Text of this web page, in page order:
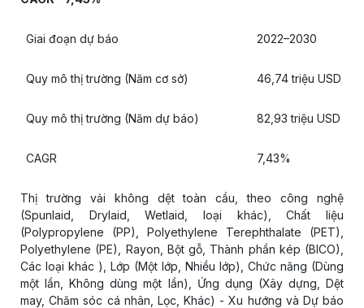
Giai đoạn dự báo 2022–2030
Quy mô thị trường (Năm cơ sở) 46,74 triệu USD
Quy mô thị trường (Năm dự báo) 82,93 triệu USD
CAGR 7,43%
Thị trường vải không dệt toàn cầu, theo công nghệ
(Spunlaid, Drylaid, Wetlaid, loại khác), Chất liệu
(Polypropylene (PP), Polyethylene Terephthalate (PET),
Polyethylene (PE), Rayon, Bột gỗ, Thành phần kép (BICO),
Các loại khác ), Lớp (Một lớp, Nhiều lớp), Chức năng (Dùng
một lần, Không dùng một lần), Ứng dụng (Xây dựng, Dệt
may, Chăm sóc cá nhân, Lọc, Khác) - Xu hướng và Dự báo